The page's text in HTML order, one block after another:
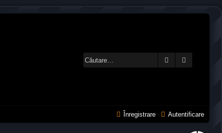
Căutare
Autentificare
Înregistrare